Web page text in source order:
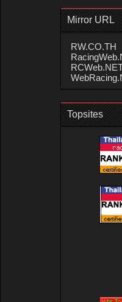
Mirror URL
RW.CO.TH
Topsites